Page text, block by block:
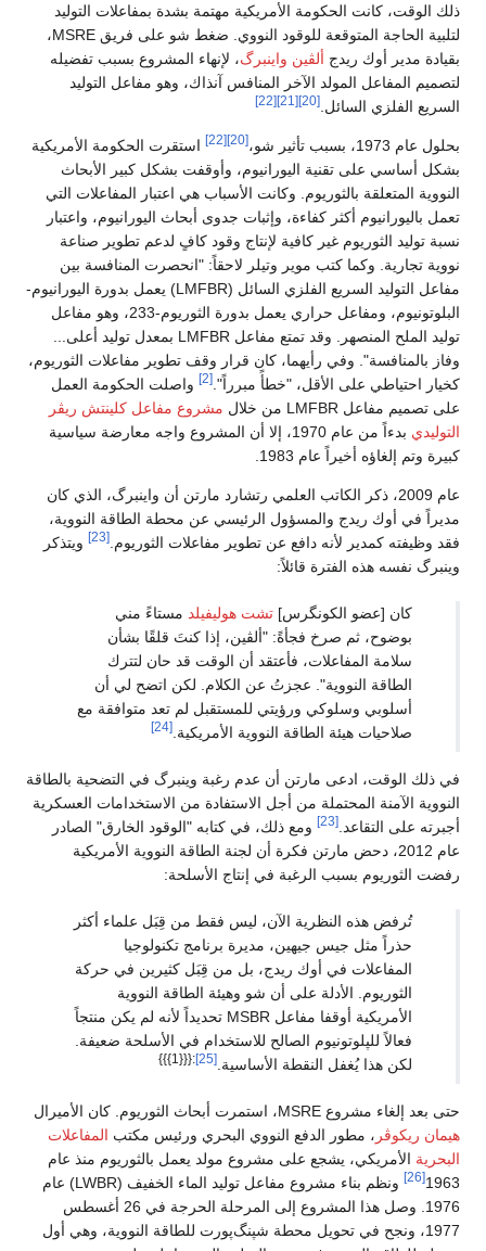
ذلك الوقت، كانت الحكومة الأمريكية مهتمة بشدة بمفاعلات التوليد
لتلبية الحاجة المتوقعة للوقود النووي. ضغط شو على فريق MSRE،
بقيادة مدير أوك ريدج ألڤين واينبرگ، لإنهاء المشروع بسبب تفضيله
لتصميم المفاعل المولد الآخر المنافس آنذاك، وهو مفاعل التوليد
السريع الفلزي السائل. [20]
[21]
[22]
بحلول عام 1973، بسبب تأثير شو، [20]
[22]
استقرت الحكومة الأمريكية
بشكل أساسي على تقنية اليورانيوم، وأوقفت بشكل كبير الأبحاث
النووية المتعلقة بالثوريوم. وكانت الأسباب هي اعتبار المفاعلات التي
تعمل باليورانيوم أكثر كفاءة، وإثبات جدوى أبحاث اليورانيوم، واعتبار
نسبة توليد الثوريوم غير كافية لإنتاج وقود كافٍ لدعم تطوير صناعة
نووية تجارية. وكما كتب موير وتيلر لاحقاً: "انحصرت المنافسة بين
مفاعل التوليد السريع الفلزي السائل (LMFBR) يعمل بدورة اليورانيوم-
البلوتونيوم، ومفاعل حراري يعمل بدورة الثوريوم-233، وهو مفاعل
توليد الملح المنصهر. وقد تمتع مفاعل LMFBR بمعدل توليد أعلى...
وفاز بالمنافسة". وفي رأيهما، كان قرار وقف تطوير مفاعلات الثوريوم،
كخيار احتياطي على الأقل، "خطأً مبرراً". [2]
واصلت الحكومة العمل
على تصميم مفاعل LMFBR من خلال
مشروع مفاعل كلينتش ريڤر
التوليدي
بدءاً من عام 1970، إلا أن المشروع واجه معارضة سياسية
كبيرة وتم إلغاؤه أخيراً عام 1983.
عام 2009، ذكر الكاتب العلمي رتشارد مارتن أن واينبرگ، الذي كان
مديراً في أوك ريدج والمسؤول الرئيسي عن محطة الطاقة النووية،
فقد وظيفته كمدير لأنه دافع عن تطوير مفاعلات الثوريوم. [23]
ويتذكر
وينبرگ نفسه هذه الفترة قائلاً:
كان [عضو الكونگرس] تشت هوليفيلد مستاءً مني
بوضوح، ثم صرخ فجأةً: "ألڤين، إذا كنتَ قلقًا بشأن
سلامة المفاعلات، فأعتقد أن الوقت قد حان لتترك
الطاقة النووية". عجزتُ عن الكلام. لكن اتضح لي أن
أسلوبي وسلوكي ورؤيتي للمستقبل لم تعد متوافقة مع
صلاحيات هيئة الطاقة النووية الأمريكية. [24]
في ذلك الوقت، ادعى مارتن أن عدم رغبة وينبرگ في التضحية بالطاقة
النووية الآمنة المحتملة من أجل الاستفادة من الاستخدامات العسكرية
أجبرته على التقاعد. [23]
ومع ذلك، في كتابه "الوقود الخارق" الصادر
عام 2012، دحض مارتن فكرة أن لجنة الطاقة النووية الأمريكية
رفضت الثوريوم بسبب الرغبة في إنتاج الأسلحة:
تُرفض هذه النظرية الآن، ليس فقط من قِبَل علماء أكثر
حذراً مثل جيس جيهين، مديرة برنامج تكنولوجيا
المفاعلات في أوك ريدج، بل من قِبَل كثيرين في حركة
الثوريوم. الأدلة على أن شو وهيئة الطاقة النووية
الأمريكية أوقفا مفاعل MSBR تحديداً لأنه لم يكن منتجاً
فعالاً للپلوتونيوم الصالح للاستخدام في الأسلحة ضعيفة.
لكن هذا يُغفل النقطة الأساسية. [25]
:{{{1}}}
حتى بعد إلغاء مشروع MSRE، استمرت أبحاث الثوريوم. كان الأميرال
هيمان ريكوڤر ، مطور الدفع النووي البحري ورئيس مكتب المفاعلات
البحرية الأمريكي، يشجع على مشروع مولد يعمل بالثوريوم منذ عام
1963
[26]
ونظم بناء مشروع مفاعل توليد الماء الخفيف (LWBR) عام
1976. وصل هذا المشروع إلى المرحلة الحرجة في 26 أغسطس
1977، ونجح في تحويل محطة شپنگ‌پورت للطاقة النووية، وهي أول